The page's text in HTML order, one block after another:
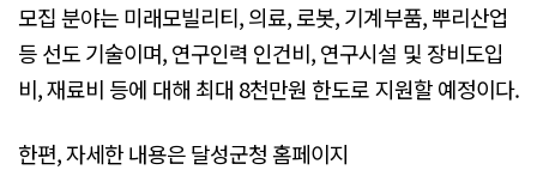
모집 분야는 미래모빌리티, 의료, 로봇, 기계부품, 뿌리산업
등 선도 기술이며, 연구인력 인건비, 연구시설 및 장비도입
비, 재료비 등에 대해 최대 8천만원 한도로 지원할 예정이다.
한편, 자세한 내용은 달성군청 홈페이지